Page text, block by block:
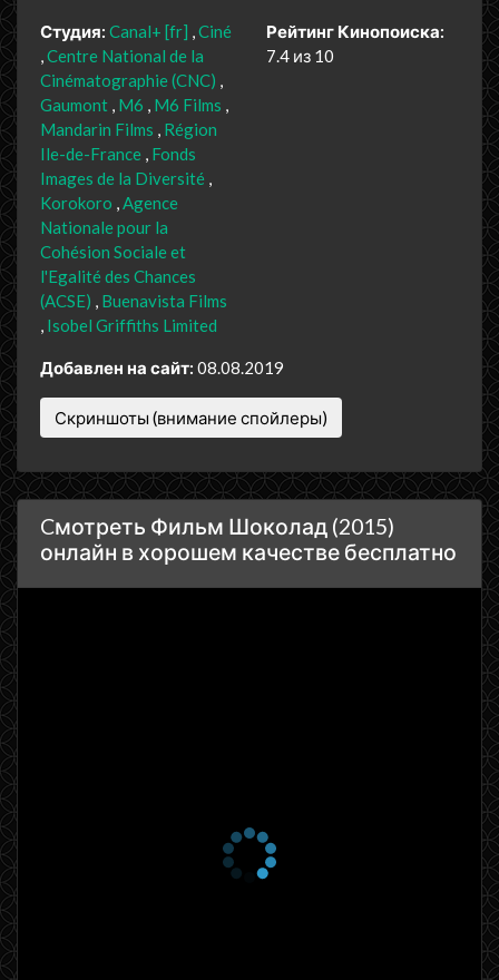
Студия: Canal+ [fr] Ciné
Centre National de la
Cinématographie (CNC)
Gaumont M6
M6 Films
Mandarin Films
Région
Ile-de-France Fonds
Images de la Diversité
Korokoro Agence
Nationale pour la
Cohésion Sociale et
l'Egalité des Chances
(ACSE)
Buenavista Films
Isobel Griffiths Limited
Рейтинг Кинопоиска:
7.4 из 10
Добавлен на сайт: 08.08.2019
Скриншоты (внимание спойлеры)
Cмотреть Фильм Шоколад (2015)
онлайн в хорошем качестве бесплатно